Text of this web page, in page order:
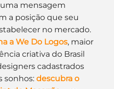
mensagem
a posição que seu
no mercado.
a We Do Logos, maior
criativa do Brasil
cadastrados
sonhos: descubra o